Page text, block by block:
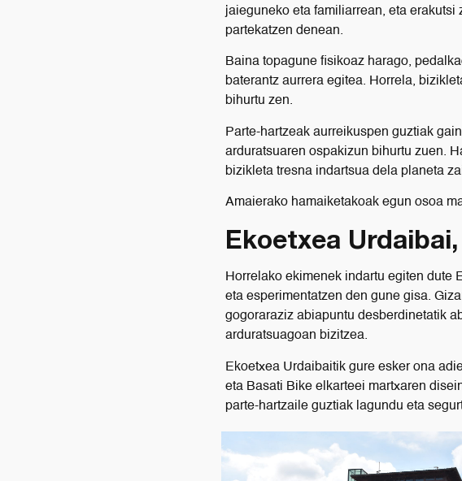
jaieguneko eta familiarrean, eta
partekatzen denean.
Baina topagune fisikoaz harago,
baterantz aurrera egitea. Horrela,
bihurtu zen.
Parte-hartzeak aurreikuspen guztiak
arduratsuaren ospakizun bihurtu zuen.
bizikleta tresna indartsua dela planeta
Amaierako hamaiketakoak egun osoa
Ekoetxea
Horrelako ekimenek indartu egiten dute
eta esperimentatzen den gune gisa.
gogoraraziz abiapuntu desberdinetatik
arduratsuagoan bizitzea.
Ekoetxea Urdaibaitik gure esker ona
eta Basati Bike elkarteei martxaren
parte-hartzaile guztiak lagundu eta